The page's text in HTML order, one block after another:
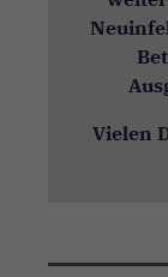
Vielen